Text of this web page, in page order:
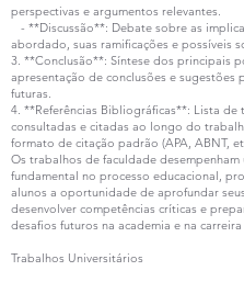
perspectivas e argumentos relevantes.
- **Discussão**: Debate sobre as
abordado, suas ramificações e possíveis
3. **Conclusão**: Síntese dos principais
apresentação de conclusões e sugestões
futuras.
4. **Referências Bibliográficas**: Lista de
consultadas e citadas ao longo do
formato de citação padrão (APA, ABNT,
Os trabalhos de faculdade desempenham
fundamental no processo educacional,
alunos a oportunidade de aprofundar
desenvolver competências críticas e
desafios futuros na academia e na
Trabalhos Universitários